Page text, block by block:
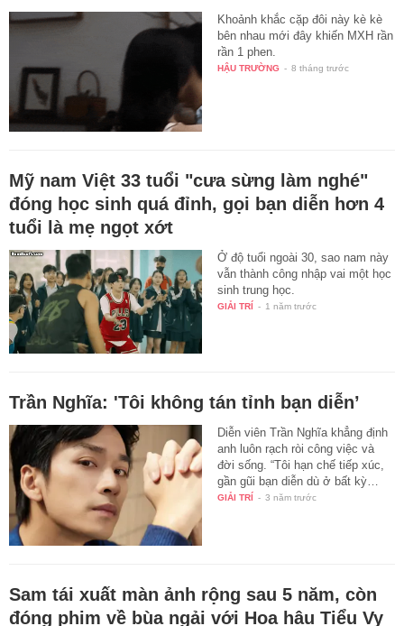
Khoảnh khắc cặp đôi này kè kè
bên nhau mới đây khiến MXH rần
rần 1 phen.
HẬU TRƯỜNG - 8 tháng trước
Mỹ nam Việt 33 tuổi "cưa sừng làm nghé"
đóng học sinh quá đỉnh, gọi bạn diễn hơn 4
tuổi là mẹ ngọt xớt
Ở độ tuổi ngoài 30, sao nam này
vẫn thành công nhập vai một học
sinh trung học.
GIẢI TRÍ - 1 năm trước
Trần Nghĩa: 'Tôi không tán tỉnh bạn diễn’
Diễn viên Trần Nghĩa khẳng định
anh luôn rạch ròi công việc và
đời sống. “Tôi hạn chế tiếp xúc,
gần gũi bạn diễn dù ở bất kỳ…
GIẢI TRÍ - 3 năm trước
Sam tái xuất màn ảnh rộng sau 5 năm, còn
đóng phim về bùa ngải với Hoa hậu Tiểu Vy